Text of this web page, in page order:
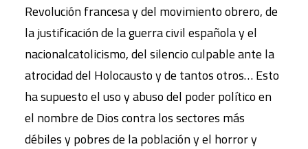
Revolución francesa y del movimiento obrero, de
la justificación de la guerra civil española y el
nacionalcatolicismo, del silencio culpable ante la
atrocidad del Holocausto y de tantos otros… Esto
ha supuesto el uso y abuso del poder político en
el nombre de Dios contra los sectores más
débiles y pobres de la población y el horror y